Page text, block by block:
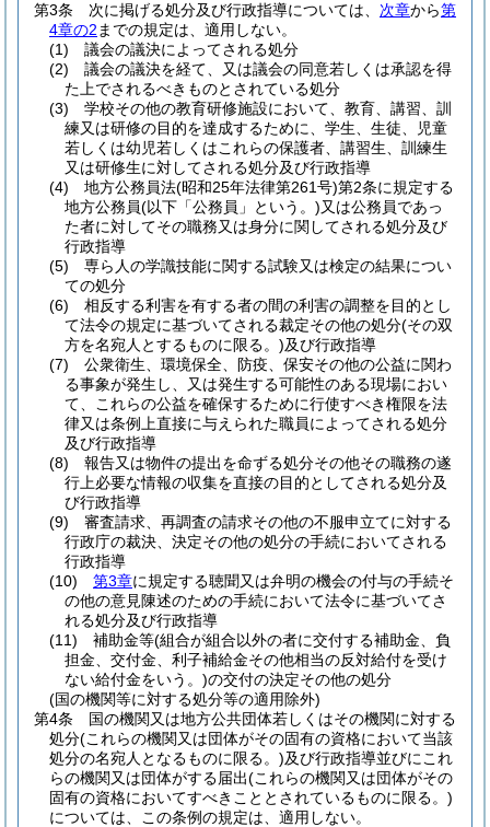
第3条
次に掲げる処分及び行政指導については、 次章から第
4章の2 までの規定は、適用しない。
(1)
議会の議決によってされる処分
(2)
議会の議決を経て、又は議会の同意若しくは承認を得
た上でされるべきものとされている処分
(3)
学校その他の教育研修施設において、教育、講習、訓
練又は研修の目的を達成するために、学生、生徒、児童
若しくは幼児若しくはこれらの保護者、講習生、訓練生
又は研修生に対してされる処分及び行政指導
(4)
地方公務員法(昭和25年法律第261号)第2条に規定する
地方公務員(以下「公務員」という。)又は公務員であっ
た者に対してその職務又は身分に関してされる処分及び
行政指導
(5)
専ら人の学識技能に関する試験又は検定の結果につい
ての処分
(6)
相反する利害を有する者の間の利害の調整を目的とし
て法令の規定に基づいてされる裁定その他の処分(その双
方を名宛人とするものに限る。)及び行政指導
(7)
公衆衛生、環境保全、防疫、保安その他の公益に関わ
る事象が発生し、又は発生する可能性のある現場におい
て、これらの公益を確保するために行使すべき権限を法
律又は条例上直接に与えられた職員によってされる処分
及び行政指導
(8)
報告又は物件の提出を命ずる処分その他その職務の遂
行上必要な情報の収集を直接の目的としてされる処分及
び行政指導
(9)
審査請求、再調査の請求その他の不服申立てに対する
行政庁の裁決、決定その他の処分の手続においてされる
行政指導
(10)
第3章に規定する聴聞又は弁明の機会の付与の手続そ
の他の意見陳述のための手続において法令に基づいてさ
れる処分及び行政指導
(11)
補助金等(組合が組合以外の者に交付する補助金、負
担金、交付金、利子補給金その他相当の反対給付を受け
ない給付金をいう。)の交付の決定その他の処分
(国の機関等に対する処分等の適用除外)
第4条
国の機関又は地方公共団体若しくはその機関に対する
処分(これらの機関又は団体がその固有の資格において当該
処分の名宛人となるものに限る。)及び行政指導並びにこれ
らの機関又は団体がする届出(これらの機関又は団体がその
固有の資格においてすべきこととされているものに限る。)
については、この条例の規定は、適用しない。